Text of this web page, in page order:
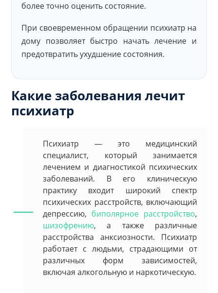
более точно оценить состояние.
При своевременном обращении психиатр на
дому позволяет быстро начать лечение и
предотвратить ухудшение состояния.
Какие заболевания лечит
психиатр
Психиатр — это медицинский
специалист, который занимается
лечением и диагностикой психических
заболеваний. В его клиническую
практику входит широкий спектр
психических расстройств, включающий
депрессию, биполярное расстройство,
шизофрению, а также различные
расстройства анксиозности. Психиатр
работает с людьми, страдающими от
различных форм зависимостей,
включая алкогольную и наркотическую.